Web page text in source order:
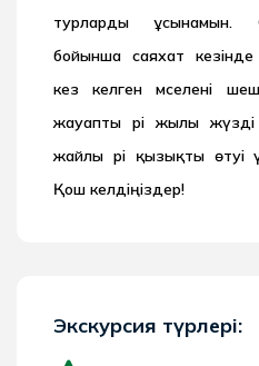
турларды ұсынамын.
бойынша саяхат
кез келген мәселені
жауапты әрі жылы
жайлы әрі қызықты өтуі
Қош келдіңіздер!
Экскурсия түрлері: